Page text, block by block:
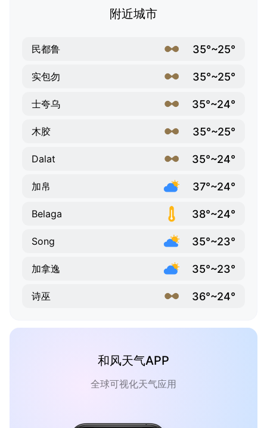
附近城市
民都鲁 35°~25°
实包勿 35°~25°
士夸乌 35°~24°
木胶 35°~25°
Dalat 35°~24°
加帛 37°~24°
Belaga 38°~24°
Song 35°~23°
加拿逸 35°~23°
诗巫 36°~24°
和风天气APP
全球可视化天气应用